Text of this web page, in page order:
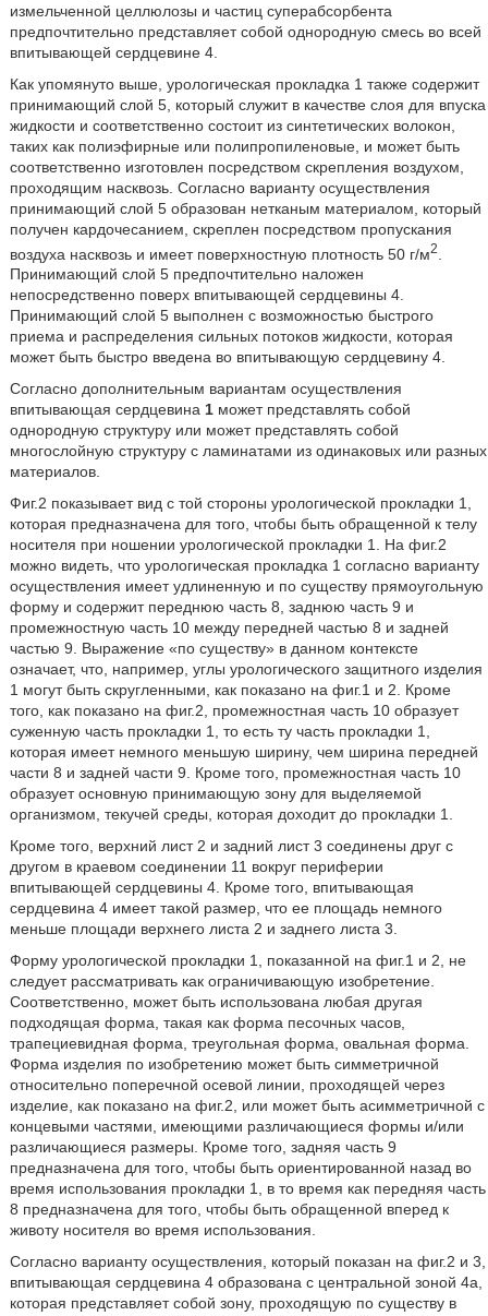
измельченной целлюлозы и частиц суперабсорбента
предпочтительно представляет собой однородную смесь во всей
впитывающей сердцевине 4.
Как упомянуто выше, урологическая прокладка 1 также содержит
принимающий слой 5, который служит в качестве слоя для впуска
жидкости и соответственно состоит из синтетических волокон,
таких как полиэфирные или полипропиленовые, и может быть
соответственно изготовлен посредством скрепления воздухом,
проходящим насквозь. Согласно варианту осуществления
принимающий слой 5 образован нетканым материалом, который
получен кардочесанием, скреплен посредством пропускания
воздуха насквозь и имеет поверхностную плотность 50 г/м2
Принимающий слой 5 предпочтительно наложен
непосредственно поверх впитывающей сердцевины 4.
Принимающий слой 5 выполнен с возможностью быстрого
приема и распределения сильных потоков жидкости, которая
может быть быстро введена во впитывающую сердцевину 4.
Согласно дополнительным вариантам осуществления
впитывающая сердцевина 1 может представлять собой
однородную структуру или может представлять собой
многослойную структуру с ламинатами из одинаковых или разных
материалов.
Фиг.2 показывает вид с той стороны урологической прокладки 1,
которая предназначена для того, чтобы быть обращенной к телу
носителя при ношении урологической прокладки 1. На фиг.2
можно видеть, что урологическая прокладка 1 согласно варианту
осуществления имеет удлиненную и по существу прямоугольную
форму и содержит переднюю часть 8, заднюю часть 9 и
промежностную часть 10 между передней частью 8 и задней
частью 9. Выражение «по существу» в данном контексте
означает, что, например, углы урологического защитного изделия
1 могут быть скругленными, как показано на фиг.1 и 2. Кроме
того, как показано на фиг.2, промежностная часть 10 образует
суженную часть прокладки 1, то есть ту часть прокладки 1,
которая имеет немного меньшую ширину, чем ширина передней
части 8 и задней части 9. Кроме того, промежностная часть 10
образует основную принимающую зону для выделяемой
организмом, текучей среды, которая доходит до прокладки 1.
Кроме того, верхний лист 2 и задний лист 3 соединены друг с
другом в краевом соединении 11 вокруг периферии
впитывающей сердцевины 4. Кроме того, впитывающая
сердцевина 4 имеет такой размер, что ее площадь немного
меньше площади верхнего листа 2 и заднего листа 3.
Форму урологической прокладки 1, показанной на фиг.1 и 2, не
следует рассматривать как ограничивающую изобретение.
Соответственно, может быть использована любая другая
подходящая форма, такая как форма песочных часов,
трапециевидная форма, треугольная форма, овальная форма.
Форма изделия по изобретению может быть симметричной
относительно поперечной осевой линии, проходящей через
изделие, как показано на фиг.2, или может быть асимметричной с
концевыми частями, имеющими различающиеся формы и/или
различающиеся размеры. Кроме того, задняя часть 9
предназначена для того, чтобы быть ориентированной назад во
время использования прокладки 1, в то время как передняя часть
8 предназначена для того, чтобы быть обращенной вперед к
животу носителя во время использования.
Согласно варианту осуществления, который показан на фиг.2 и 3,
впитывающая сердцевина 4 образована с центральной зоной 4а,
которая представляет собой зону, проходящую по существу в